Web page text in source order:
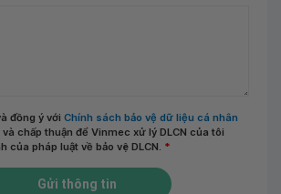
đồng ý với Chính sách bảo vệ dữ liệu cá nhân
và chấp thuận để Vinmec xử lý DLCN của tôi
của pháp luật về bảo vệ DLCN. *
Gửi thông tin